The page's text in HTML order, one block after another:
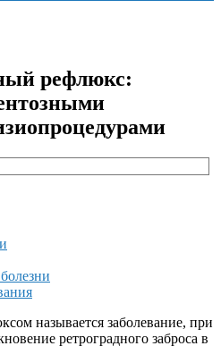
рефлюкс:
называется заболевание, при
ретроградного заброса в